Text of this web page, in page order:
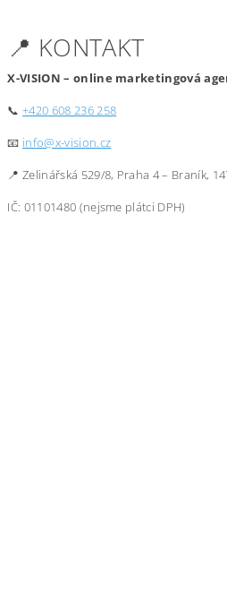
📍 KONTAKT
X-VISION – online marketingová
📞+420 608 236 258
📧 info@x-vision.cz
📍 Zelinářská 529/8, Praha 4 – Braník,
IČ: 01101480 (nejsme plátci DPH)